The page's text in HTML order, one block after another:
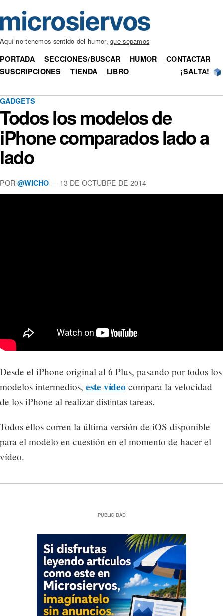
Aquí no tenemos sentido del humor,que sepamos
PORTADA SECCIONES/BUSCAR HUMOR
CONTACTAR
SUSCRIPCIONES
TIENDA LIBRO ¡SALTA!
GADGETS
Todos los modelos de
iPhone comparados lado a
lado
POR @WICHO — 13 DE OCTUBRE DE 2014
Desde el iPhone original al 6 Plus, pasando por todos los
modelos intermedios, este vídeo compara la velocidad
de los iPhone al realizar distintas tareas.
Todos ellos corren la última versión de iOS disponible
para el modelo en cuestión en el momento de hacer el
vídeo.
PUBLICIDAD